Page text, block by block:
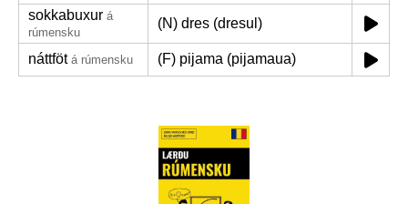
sokkabuxur á
rúmensku
(N) dres (dresul)
náttföt á rúmensku (F) pijama (pijamaua)